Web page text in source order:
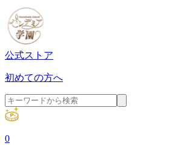
公式ストア
初めての方へ
0